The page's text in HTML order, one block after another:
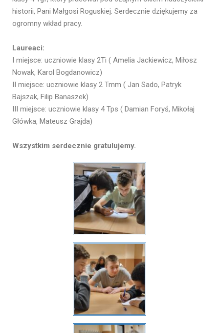
historii, Pani Małgosi Roguskiej. Serdecznie dziękujemy za
ogromny wkład pracy.
Laureaci:
I miejsce: uczniowie klasy 2Ti ( Amelia Jackiewicz, Miłosz
Nowak, Karol Bogdanowicz)
II miejsce: uczniowie klasy 2 Tmm ( Jan Sado, Patryk
Bajszak, Filip Banaszek)
III miejsce: uczniowie klasy 4 Tps ( Damian Foryś, Mikołaj
Główka, Mateusz Grajda)
Wszystkim serdecznie gratulujemy.